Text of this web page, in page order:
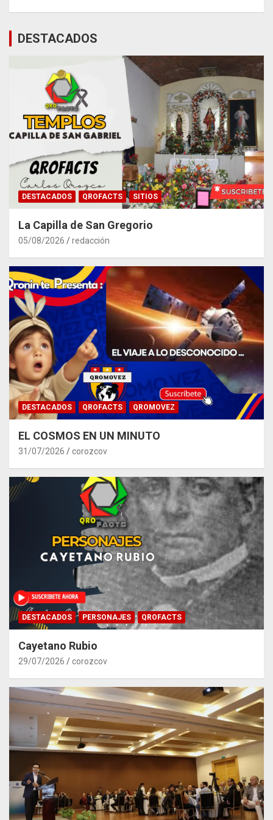
DESTACADOS
DESTACADOS QROFACTS SITIOS
La Capilla de San Gregorio
05/08/2026 redacción
DESTACADOS QROFACTS QROMOVEZ
EL COSMOS EN UN MINUTO
31/07/2026 corozcov
DESTACADOS PERSONAJES QROFACTS
Cayetano Rubio
29/07/2026 corozcov